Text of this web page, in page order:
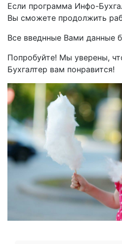
Если программа Инфо-
Вы сможете продолжить
Все введнные Вами данные
Попробуйте! Мы уверены,
Бухгалтер вам понравится!